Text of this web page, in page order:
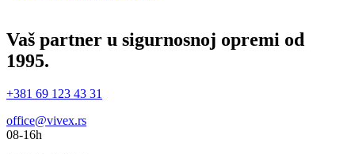
Vaš partner u sigurnosnoj opremi od
1995.
+381 69 123 43 31
office@vivex.rs
08-16h